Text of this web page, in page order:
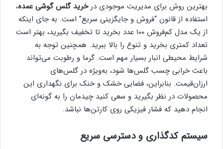
بهترین روش برای مدیریت موجودی درخرید گلس گوشی عمده،
استفاده از قانون “فروش و جایگزینی سریع” است. به جای اینکه
از یک مدل کم‌فروش ۱۰۰ عدد بخرید تا تخفیف بگیرید، بهتر است
تعداد کمتری بخرید و تنوع را بالا ببرید. همچنین توجه به
شرایط محیطی انبار بسیار مهم است. گرما و رطوبت می‌تواند
باعث خرابی چسب گلس‌ها شود، به‌ویژه در گلس‌های
ارزان‌قیمت. بنابراین، فضایی خشک و خنک برای نگهداری این
محصولات در نظر بگیرید و سعی کنید چیدمان را به گونه‌ای
انجام دهید که فشار فیزیکی روی کارتن‌ها نباشد.
سیستم کدگذاری و دسترسی سریع